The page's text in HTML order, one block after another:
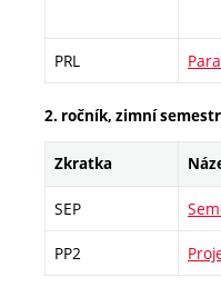
PRL
2. ročník, zimní semestr
Zkratka
SEP
PP2